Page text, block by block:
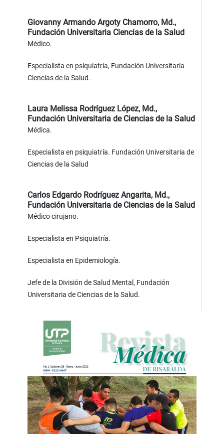
Giovanny Armando Argoty Chamorro, Md.,
Fundación Universitaria Ciencias de la Salud
Médico.
Especialista en psiquiatría, Fundación Universitaria
Ciencias de la Salud.
Laura Melissa Rodríguez López, Md.,
Fundación Universitaria de Ciencias de la Salud
Médica.
Especialista en psiquiatría. Fundación Universitaria de
Ciencias de la Salud
Carlos Edgardo Rodríguez Angarita, Md.,
Fundación Universitaria de Ciencias de la Salud
Médico cirujano.
Especialista en Psiquiatría.
Especialista en Epidemiología.
Jefe de la División de Salud Mental, Fundación
Universitaria de Ciencias de la Salud.